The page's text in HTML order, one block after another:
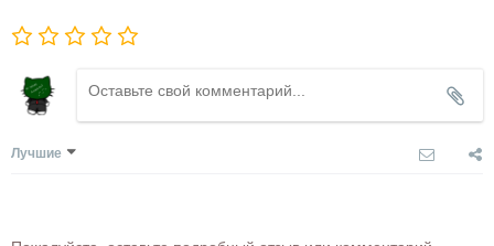
Лучшие